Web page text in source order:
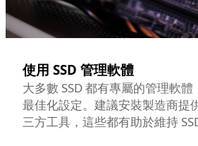
使用 SSD 管理軟體
大多數 SSD 都有專屬的管理軟
最佳化設定。建議安裝製造商提
三方工具，這些都有助於維持